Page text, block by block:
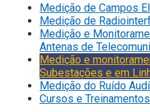
Medição de Campos
Medição de
Medição e
Antenas de
Medição e
Subestações e em
Medição do Ruído
Cursos e Treinamentos